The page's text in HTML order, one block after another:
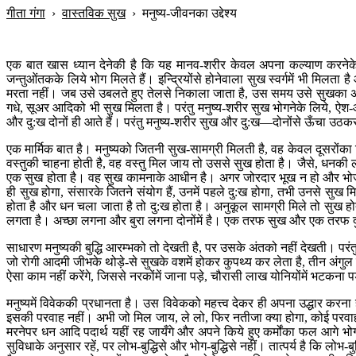
गीता गंगा ›वास्तविक सुख›मनुष्य-जीवनका उद्देश्य
एक बात खास ध्यान देनेकी है कि यह मानव-शरीर केवल अपना कल्याण
जन्तुओंतकके लिये भोग मिलते हैं। इन्द्रियोंसे होनेवाला सुख स्वर्गमें भी मिलता
मरता नहीं। जब उसे उबलते हुए तेलसे निकाला जाता है, उस समय उसे सुखका
गधे, सूअर आदिको भी सुख मिलता है। परंतु मनुष्य-शरीर सुख भोगनेके लिये, ऐश-
और दु:ख दोनों ही आते हैं। परंतु मनुष्य-शरीर सुख और दु:ख—दोनोंसे ऊँचा
एक मार्मिक बात है। मनुष्यको जितनी सुख-सामग्री मिलती है, वह केवल
वस्तुकी चाहना होती है, वह वस्तु मिल जाय तो उससे सुख होता है। जैसे, धनकी
एक सुख होता है। वह सुख कामनाके आधीन है। अगर जोरदार भूख न हो और
ही सुख होगा, संसारके जितने संयोग हैं, उनमें पहले दु:ख होगा, तभी उनसे
होता है और धन चला जाता है तो दु:ख होता है। अनुकूल सामग्री मिले तो सुख
लगता है। अच्छा लगना और बुरा लगना दोनोंमें है। एक तरफ सुख और एक तरफ
साधारण मनुष्यकी बुद्धि आरम्भको तो देखती है, पर उसके अंतको नहीं देखती।
जो रोगी आदमी जीभके थोड़े-से सुखके वशमें होकर कुपथ्य कर लेता है, तीन अंगुल
ऐसा काम नहीं करेंगे, जिससे नरकोंमें जाना पड़े, चौरासी लाख योनियोंमें
मनुष्यमें विवेककी प्रधानता है। उस विवेकको महत्त्व देकर ही अपना उद्धार
इसकी परवाह नहीं। अभी जो मिल जाय, ले लो, फिर नतीजा क्या होगा, कोई
मरनेपर धन आदि पदार्थ यहीं रह जायँगे और अपने किये हुए कर्मोंका फल आगे
सुविधाके अनुसार रहें, पर लोभ-बुद्धिसे और भोग-बुद्धिसे नहीं। तात्पर्य है कि लोभ-